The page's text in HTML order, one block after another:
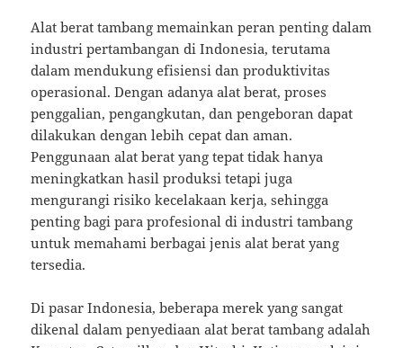
Alat berat tambang memainkan peran penting dalam
industri pertambangan di Indonesia, terutama
dalam mendukung efisiensi dan produktivitas
operasional. Dengan adanya alat berat, proses
penggalian, pengangkutan, dan pengeboran dapat
dilakukan dengan lebih cepat dan aman.
Penggunaan alat berat yang tepat tidak hanya
meningkatkan hasil produksi tetapi juga
mengurangi risiko kecelakaan kerja, sehingga
penting bagi para profesional di industri tambang
untuk memahami berbagai jenis alat berat yang
tersedia.
Di pasar Indonesia, beberapa merek yang sangat
dikenal dalam penyediaan alat berat tambang adalah